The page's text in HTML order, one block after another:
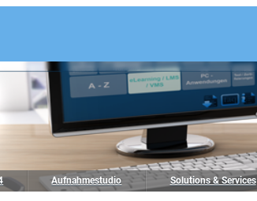
Aufnahmestudio Solutions & Services